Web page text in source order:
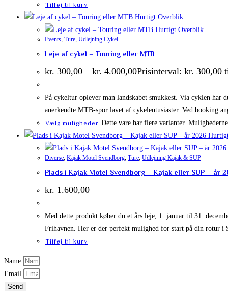
Tilføj til kurv
Hurtigt Overblik
Hurtigt Overblik
Events Ture Udlejning Cykel
Leje af cykel – Touring eller MTB
kr. 300,00 – kr. 4.000,00Prisinterval: kr. 300,00
På cykeltur oplever man landskabet smukkest. Via cyklen
anerkendte MTB-spor lavet af cykelentusiaster. Ved
Vælg muligheder Dette vare har flere varianter.
Diverse, Kajak Motel Svendborg, Ture, Udlejning Kajak & SUP
Plads i Kajak Motel Svendborg – Kajak eller SUP – år
kr. 1.600,00
Med dette produkt køber du et års leje, 1. januar til 31.
Frihavnen. Her er der perfekt mulighed for start på din rotur i
Tilføj til kurv
Name
Email
Send